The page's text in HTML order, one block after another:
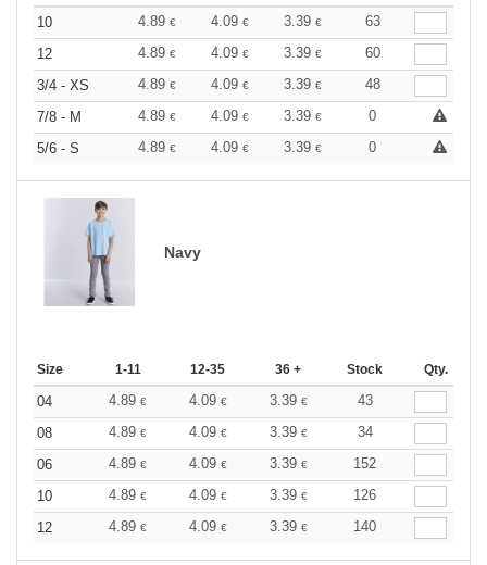
10 4.89 € 4.09 € 3.39 €
63
12
4.89 € 4.09 € 3.39 €
60
3/4 - XS
4.89 € 4.09 € 3.39 €
48
7/8 - M
4.89 € 4.09 € 3.39 €
0
5/6 - S
4.89 € 4.09 € 3.39 € 0
Navy
Size 1-11 12-35 36 + Stock Qty.
04 4.89 € 4.09 € 3.39 €
43
08
4.89 € 4.09 € 3.39 €
34
06
4.89 € 4.09 € 3.39 €
152
10
4.89 € 4.09 € 3.39 €
126
12
4.89 € 4.09 € 3.39 € 140